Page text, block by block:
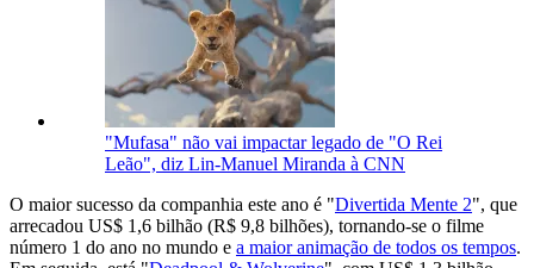
"Mufasa" não vai impactar legado de "O Rei
Leão", diz Lin-Manuel Miranda à CNN
O maior sucesso da companhia este ano é "Divertida Mente 2", que
arrecadou US$ 1,6 bilhão (R$ 9,8 bilhões), tornando-se o filme
número 1 do ano no mundo e a maior animação de todos os tempos.